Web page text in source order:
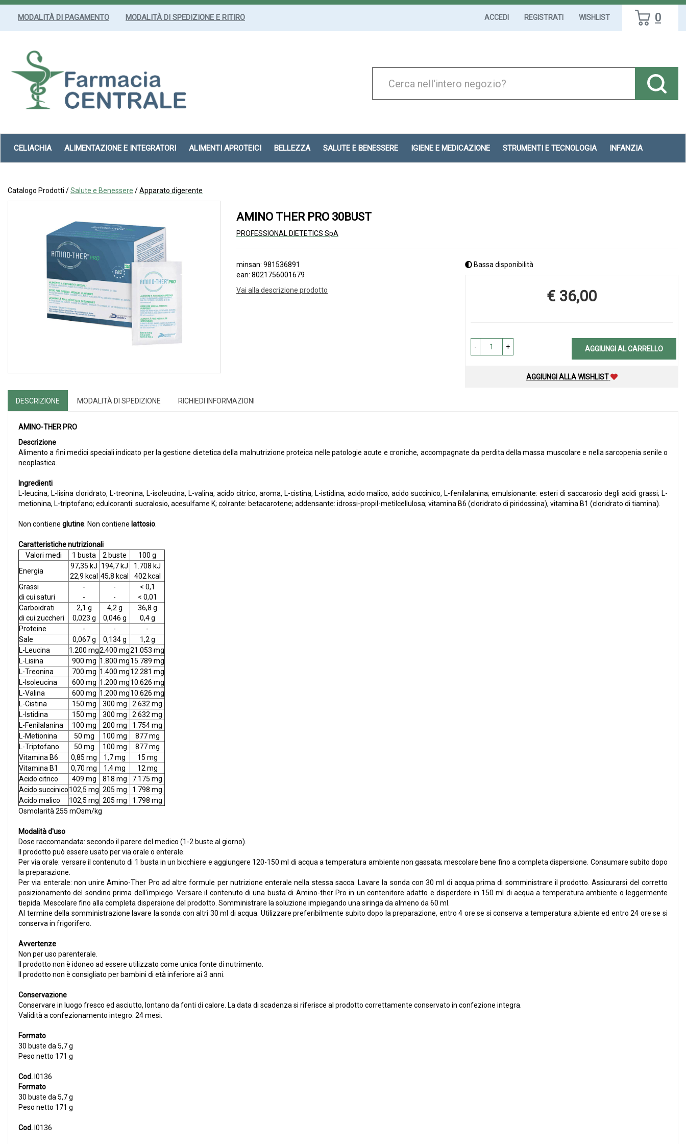
Passa
MODALITÀ DI PAGAMENTO MODALITÀ DI SPEDIZIONE E RITIRO ACCEDI REGISTRATI WISHLIST 0
Prodotto
CELIACHIA ALIMENTAZIONE E INTEGRATORI ALIMENTI APROTEICI BELLEZZA SALUTE E BENESSERE IGIENE E MEDICAZIONE STRUMENTI E TECNOLOGIA INFANZIA
Catalogo Prodotti /Salute e Benessere /Apparato digerente
AMINO THER PRO 30BUST
PROFESSIONAL DIETETICS SpA
minsan: 981536891
ean: 8021756001679
Vai alla descrizione prodotto
Bassa disponibilità
Prezzo
€ 36,00
- + AGGIUNGI AL CARRELLO
AGGIUNGI ALLA WISHLIST
DESCRIZIONE MODALITÀ DI SPEDIZIONE RICHIEDI INFORMAZIONI
AMINO-THER PRO
Descrizione
Alimento a fini medici speciali indicato per la gestione dietetica della malnutrizione proteica nelle patologie acute e croniche, accompagnate da perdita della massa muscolare e nella sarcopenia senile o
neoplastica.
Ingredienti
L-leucina, L-lisina cloridrato, L-treonina, L-isoleucina, L-valina, acido citrico, aroma, L-cistina, L-istidina, acido malico, acido succinico, L-fenilalanina; emulsionante: esteri di saccarosio degli acidi grassi; L-
metionina, L-triptofano; edulcoranti: sucralosio, acesulfame K; colrante: betacarotene; addensante: idrossi-propil-metilcellulosa; vitamina B6 (cloridrato di piridossina), vitamina B1 (cloridrato di tiamina).
Non contiene glutine . Non contiene lattosio
Caratteristiche nutrizionali
Valori medi
1 busta 2 buste
100 g
Energia
97,35 kJ
22,9 kcal
194,7 kJ
45,8 kcal
1.708 kJ
402 kcal
Grassi
di cui saturi
-
-
-
-
< 0,1
< 0,01
Carboidrati
di cui zuccheri
2,1 g
0,023 g
4,2 g
0,046 g
36,8 g
0,4 g
Proteine
- -
-
Sale
0,067 g 0,134 g
1,2 g
L-Leucina
1.200 mg2.400 mg21.053 mg
L-Lisina
900 mg 1.800 mg15.789 mg
L-Treonina
700 mg 1.400 mg12.281 mg
L-Isoleucina
600 mg 1.200 mg10.626 mg
L-Valina
600 mg 1.200 mg10.626 mg
L-Cistina
150 mg 300 mg
2.632 mg
L-Istidina
150 mg 300 mg
2.632 mg
L-Fenilalanina
100 mg 200 mg
1.754 mg
L-Metionina
50 mg 100 mg
877 mg
L-Triptofano
50 mg 100 mg
877 mg
Vitamina B6
0,85 mg 1,7 mg
15 mg
Vitamina B1
0,70 mg 1,4 mg
12 mg
Acido citrico
409 mg 818 mg
7.175 mg
Acido succinico102,5 mg 205 mg
1.798 mg
Acido malico
102,5 mg 205 mg
1.798 mg
Osmolarità 255 mOsm/kg
Modalità d'uso
Dose raccomandata: secondo il parere del medico (1-2 buste al giorno).
Il prodotto può essere usato per via orale o enterale.
Per via orale: versare il contenuto di 1 busta in un bicchiere e aggiungere 120-150 ml di acqua a temperatura ambiente non gassata; mescolare bene fino a completa dispersione. Consumare subito dopo
la preparazione.
Per via enterale: non unire Amino-Ther Pro ad altre formule per nutrizione enterale nella stessa sacca. Lavare la sonda con 30 ml di acqua prima di somministrare il prodotto. Assicurarsi del corretto
posizionamento del sondino prima dell'impiego. Versare il contenuto di una busta di Amino-ther Pro in un contenitore adatto e disperdere in 150 ml di acqua a temperatura ambiente o leggermente
tiepida. Mescolare fino alla completa dispersione del prodotto. Somministrare la soluzione impiegando una siringa da almeno da 60 ml.
Al termine della somministrazione lavare la sonda con altri 30 ml di acqua. Utilizzare preferibilmente subito dopo la preparazione, entro 4 ore se si conserva a temperatura a,biente ed entro 24 ore se si
conserva in frigorifero.
Avvertenze
Non per uso parenterale.
Il prodotto non è idoneo ad essere utilizzato come unica fonte di nutrimento.
Il prodotto non è consigliato per bambini di età inferiore ai 3 anni.
Conservazione
Conservare in luogo fresco ed asciutto, lontano da fonti di calore. La data di scadenza si riferisce al prodotto correttamente conservato in confezione integra.
Validità a confezionamento integro: 24 mesi.
Formato
30 buste da 5,7 g
Peso netto 171 g
Cod. I0136
Formato
30 buste da 5,7 g
Peso netto 171 g
Cod. I0136